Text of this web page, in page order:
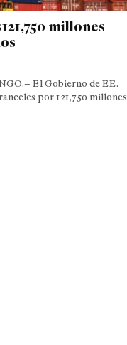
millones
El Gobierno de EE.
por 121,750 millones